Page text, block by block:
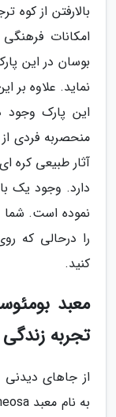
بالارفتن از
امکانات
بوسان در این
نماید. علاوه بر
این پارک وجود
منحصربه فردی
آثار طبیعی کره
دارد. وجود یک
نموده است. شما
را درحالی که
کنید.
معبد
تجربه
از جاهای